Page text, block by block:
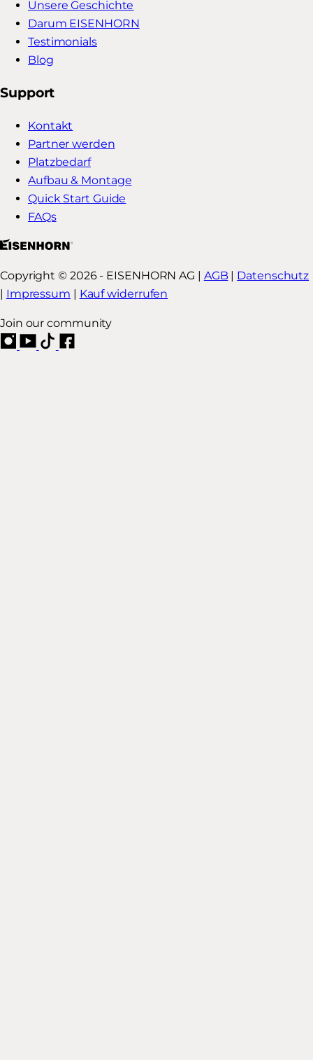
Unsere Geschichte
Darum EISENHORN
Testimonials
Blog
Support
Kontakt
Partner werden
Platzbedarf
Aufbau & Montage
Quick Start Guide
FAQs
Copyright © 2026 - EISENHORN AG | AGB| Datenschutz
| Impressum | Kauf widerrufen
Join our community